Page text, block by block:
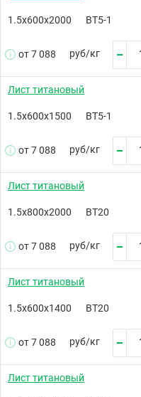
1.5х600х2000 ВТ5-1
от 7 088 руб/кг
Лист титановый
1.5х600х1500 ВТ5-1
от 7 088 руб/кг
Лист титановый
1.5х800х2000 ВТ20
от 7 088 руб/кг
Лист титановый
1.5х600х1400 ВТ20
от 7 088 руб/кг
Лист титановый